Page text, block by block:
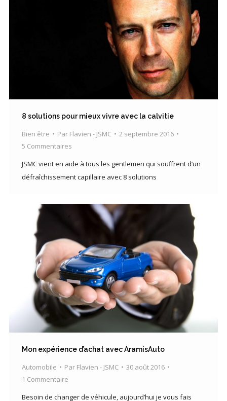
8 solutions pour mieux vivre avec la calvitie
Bien être Par Flavien - JSMC
2 septembre 2016
5 Commentaires
JSMC vient en aide à tous les gentlemen qui souffrent d’un
défraîchissement capillaire avec 8 solutions
Mon expérience d’achat avec AramisAuto
Automobile Par Flavien - JSMC
30 août 2016
1 Commentaire
Besoin de changer de véhicule, aujourd’hui je vous fais